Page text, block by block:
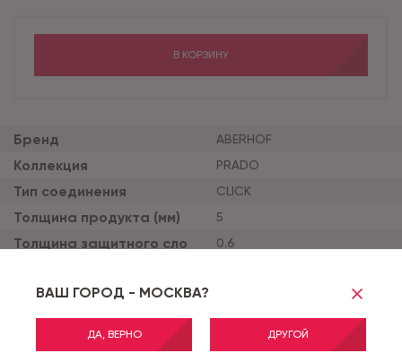
ВАШ ГОРОД - МОСКВА?
ДА, ВЕРНО ДРУГОЙ
Бренд ABERHOF
Коллекция PRADO
Тип соединения CLICK
Толщина продукта (мм) 5
Толщина защитного сло
0.6
Тиснение
В КОРЗИНУ